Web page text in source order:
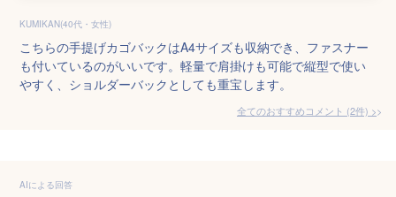
KUMIKAN(40代・女性)
こちらの手提げカゴバックはA4サイズも収納でき、ファスナー
も付いているのがいいです。軽量で肩掛けも可能で縦型で使い
やすく、ショルダーバックとしても重宝します。
全てのおすすめコメント (2件) >
AIによる回答